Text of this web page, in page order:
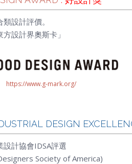
設計評價。
設計界奧斯卡」
https://www.g-mark.org/
DESIGN
設計協會IDSA評選
Society of America)